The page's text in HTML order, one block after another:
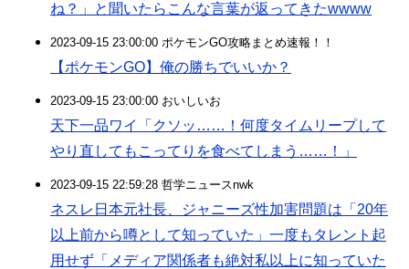
ね？」と聞いたらこんな言葉が返ってきたwwww
2023-09-15 23:00:00 ポケモンGO攻略まとめ速報！！
【ポケモンGO】俺の勝ちでいいか？
2023-09-15 23:00:00 おいしいお
天下一品ワイ「クソッ……！何度タイムリープして
やり直してもこってりを食べてしまう……！」
2023-09-15 22:59:28 哲学ニュースnwk
ネスレ日本元社長、ジャニーズ性加害問題は「20年
以上前から噂として知っていた」一度もタレント起
用せず「メディア関係者も絶対私以上に知っていた